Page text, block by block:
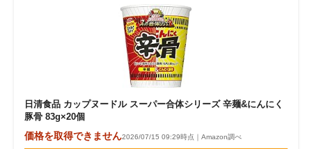
日清食品 カップヌードル スーパー合体シリーズ 辛麺&にんにく
豚骨 83g×20個
価格を取得できません2026/07/15 09:29時点｜Amazon調べ